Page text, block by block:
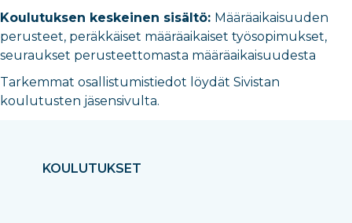
KOULUTUKSET
Koulutuksen keskeinen sisältö: Määräaikaisuuden
perusteet, peräkkäiset määräaikaiset työsopimukset,
seuraukset perusteettomasta määräaikaisuudesta
Tarkemmat osallistumistiedot löydät Sivistan
koulutusten jäsensivulta.